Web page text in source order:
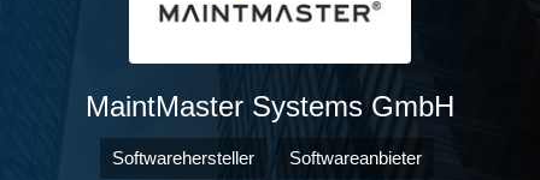
MaintMaster Systems GmbH
Softwarehersteller Softwareanbieter